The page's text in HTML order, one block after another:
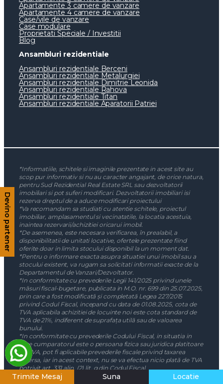
Apartamente 3 camere de vanzare
Apartamente 4 camere de vanzare
Case/vile de vanzare
Case modulare
Proprietati Speciale / Investitii
Blog
Ansambluri rezidentiale
Ansambluri rezidentiale Berceni
Ansambluri rezidentiale Metalurgiei
Ansambluri rezidentiale Dimitrie Leonida
Ansambluri rezidentiale Rahova
Ansambluri rezidentiale Titan
Ansambluri rezidentiale Aparatorii Patriei
*Informatiile, schitele si imaginile prezentate in acest site au
scop pur informativ si nu au caracter angajant, de orice natura,
pentru Sud Rezidential Real Estate SRL sau dezvoltatorii
imobiliari si pot suferi modificari. Dezvoltatorii imobiliari isi
rezerva dreptul de a aduce modificari proiectului
*Va recomandam sa studiati cu atentie schitele, proiectul
imobiliar, amplasamentul si vecinatatile, la locatia acestuia,
inaintea rezervarii/achizitiei oricarui imobil.
*De asemenea, este necesara verificarea, în prealabil, a
disponibilitatii de unitati locative, ofertele prezentate fiind
oferite doar in limita stocului disponibil la un moment dat.
*Pentru o informare exacta asupra situatiei unui imobil sau a
stocului existent, va rugam sa solicitati informatii exacte de la
Departamentul de Vanzari/Dezvoltator.
*In conformitate cu prevederile Legii 141/2025 privind unele
măsuri fiscal-bugetare, publicata in M.O. nr. 699 din 25.07.2025,
prin care a fost modificată și completată Legea 227/2015
privind Codul Fiscal, incepand cu data de 01.08.2025, cota de
TVA aplicabila achizitiei de locuinte noi este cota standard de
TVA de 21%, indiferent de suprafața utilă sau de valoarea
bunului.
*In conformitate cu prevederile Codului Fiscal, in situatia in
care cumparatorul este o persoana fizica sau juridica platitoare
de TVA, pot fi aplicabile prevederile fiscale privind taxarea
inversa, iar in acest context, nu se va efectua nicio plată de TVA
potrivit art. 331 alin. (2) lit. g din Codul Fiscal.
Nota:Pretul afisat plus TVA-ul de 21% sau prevederile privind
Trimite Mesaj Suna Locatie
Devino partener